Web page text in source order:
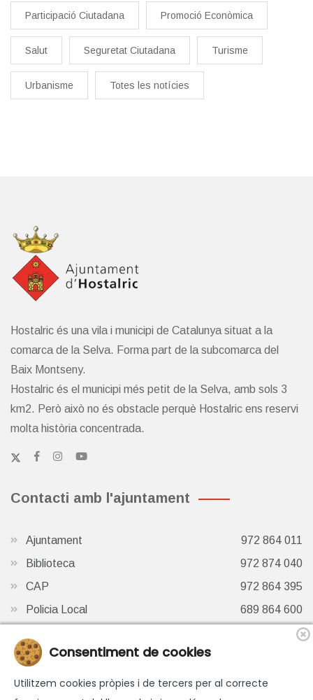
Participació Ciutadana Promoció Econòmica
Salut Seguretat Ciutadana Turisme
Urbanisme Totes les notícies
Hostalric és una vila i municipi de Catalunya situat a la
comarca de la Selva. Forma part de la subcomarca del
Baix Montseny.
Hostalric és el municipi més petit de la Selva, amb sols 3
km2. Però això no és obstacle perquè Hostalric ens reservi
molta història concentrada.
Contacti amb l'ajuntament
Ajuntament
972 864 011
Biblioteca
972 874 040
CAP
972 864 395
Policia Local
689 864 600
972 87 41 65
Consentiment de cookies
Utilitzem cookies pròpies i de tercers per al correcte